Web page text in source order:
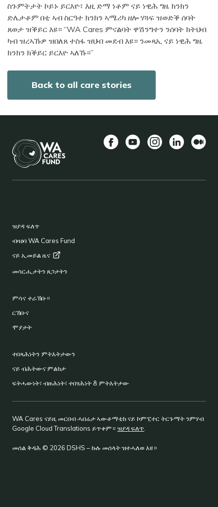
ስጉምትታት ኮይኑ ይርእዮ፣ እዚ ድማ ነቶም ናይ ነዊሕ ግዜ ክንክን
ድሌታቶም በቲ ኣብ ስርዓተ ክንክን ኣሜሪካ ዘሎ ሃጓፍ ዝወድቕ ሰባት
ጸወታ ዝቕይር እዩ። “WA Cares ምናልባት ዋሽንግተን ንሰባት ክትህብ
ካብ ዝረኣኹዎ ዝበለጸ ተስፋ ዝህብ መደብ እዩ። ንመጻኢ ናይ ነዊሕ ግዜ
ክንክን ክቕይር ይርእዮ ኣለኹ።”
Back to all care stories
ዝያዳ ፍለጥ
ብዛዕባ WA Cares Fund
ናይ ኢመይልዜና
መሳርሒታትን ጸጋታትን
ምሳና ተራኸቡ።
ርኸቡና
ሞያታት
ተበጻሕነትን ምትእትታውን
ናይ ብሕትውና ምልክታ
ፍትሓውነት፣ ብዙሕነት፣ ተበፃሕነት & ምትእትታው
WA Cares ናይዚ መርበብ ሓበሬታ ኣውቶማቲክ ናይ ኮምፒተር ትርጉማት ንምሃብ
Google Cloud Translations ይጥቀም። ዝያዳ ፍለጥ
መሰል ቅዳሕ © 2026 DSHS – ኩሉ መሰላት ዝተሓለወ እዩ።